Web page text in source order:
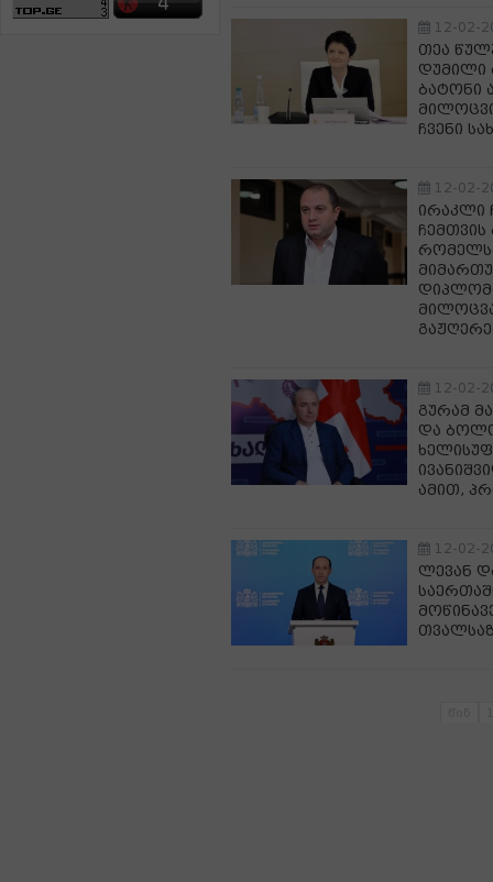
12-02-
თეა
დუმილი
ბატონი
ჩვენი
12-02-
ირაკლი
ჩემთვის
12-02-
გურამ
და
ამით,
12-02-
ლევან